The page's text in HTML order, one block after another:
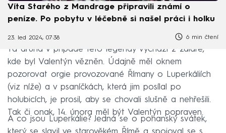
Víta Starého z Mandrage připravili známí o
peníze. Po pobytu v léčebně si našel práci i holku
23. led 2024, 07:38 6 min čtení
Ta druhá v případě této legendy vychází z žaláře,
kde byl Valentýn vězněn. Údajně měl oknem
pozorovat orgie provozované Římany o Luperkáliích
(viz níže) a v psaníčkách, která jim posílal po
holubicích, je prosil, aby se chovali slušně a nehřešili.
Tak či onak, 14. února měl být Valentýn popraven.
A co jsou Luperkálie? Jedná se o pohanský svátek,